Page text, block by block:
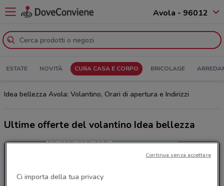
Avola - 96012
ESTATE NOVITÀ CURA CASA E CORPO BRICOLAGE
Idea bellezza Avola: Volantino, Orari di apertura e Indirizzi
Ultime offerte del volantino Idea bellezza
Ci importa della tua privacy
Continua senza accettare